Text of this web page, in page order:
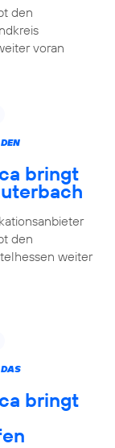
den
voran
bringt
den
weiter
bringt